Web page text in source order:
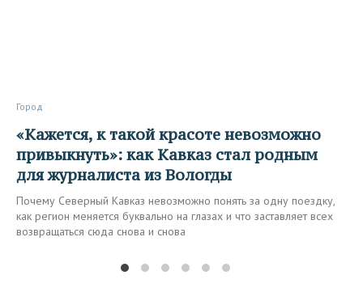
Город
«Кажется, к такой красоте невозможно
привыкнуть»: как Кавказ стал родным
для журналиста из Вологды
Почему Северный Кавказ невозможно понять за одну поездку,
как регион меняется буквально на глазах и что заставляет всех
возвращаться сюда снова и снова